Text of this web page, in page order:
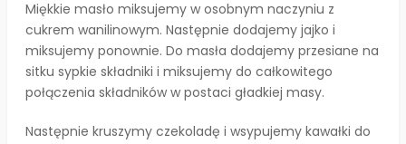
Miękkie masło miksujemy w osobnym naczyniu z
cukrem wanilinowym. Następnie dodajemy jajko i
miksujemy ponownie. Do masła dodajemy przesiane na
sitku sypkie składniki i miksujemy do całkowitego
połączenia składników w postaci gładkiej masy.
Następnie kruszymy czekoladę i wsypujemy kawałki do